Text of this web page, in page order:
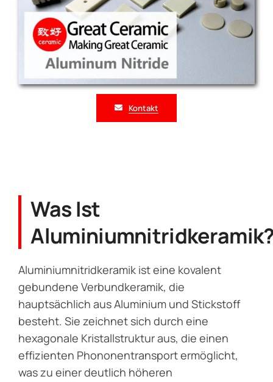
Kontakt
Was Ist
Aluminiumnitridkeramik ist eine kovalent
gebundene Verbundkeramik, die
hauptsächlich aus Aluminium und Stickstoff
besteht. Sie zeichnet sich durch eine
hexagonale Kristallstruktur aus, die einen
effizienten Phononentransport ermöglicht,
was zu einer deutlich höheren